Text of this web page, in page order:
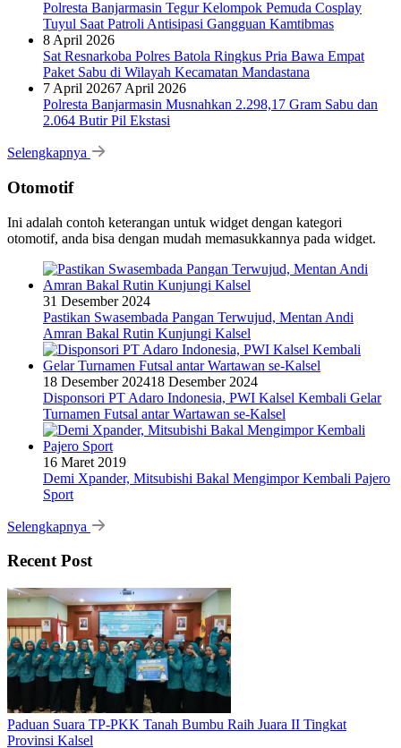
Polresta Banjarmasin Tegur Kelompok Pemuda Cosplay
Tuyul Saat Patroli Antisipasi Gangguan Kamtibmas
8 April 2026
Sat Resnarkoba Polres Batola Ringkus Pria Bawa Empat
Paket Sabu di Wilayah Kecamatan Mandastana
7 April 20267 April 2026
Polresta Banjarmasin Musnahkan 2.298,17 Gram Sabu dan
2.064 Butir Pil Ekstasi
Selengkapnya
Otomotif
Ini adalah contoh keterangan untuk widget dengan kategori
otomotif, anda bisa dengan mudah memasukkannya pada widget.
31 Desember 2024
Pastikan Swasembada Pangan Terwujud, Mentan Andi
Amran Bakal Rutin Kunjungi Kalsel
18 Desember 202418 Desember 2024
Disponsori PT Adaro Indonesia, PWI Kalsel Kembali Gelar
Turnamen Futsal antar Wartawan se-Kalsel
16 Maret 2019
Demi Xpander, Mitsubishi Bakal Mengimpor Kembali Pajero
Sport
Selengkapnya
Recent Post
Paduan Suara TP-PKK Tanah Bumbu Raih Juara II Tingkat
Provinsi Kalsel